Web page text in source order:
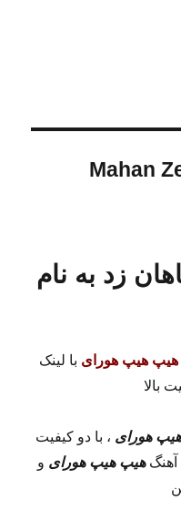
Mahan
زد به نام
هیپ هیپ هورای با لینک
بالا
هورای ، با دو کیفیت
هیپ هیپ هورای و